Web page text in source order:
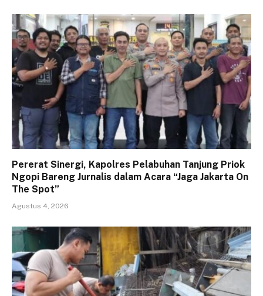
Pererat Sinergi, Kapolres Pelabuhan Tanjung Priok
Ngopi Bareng Jurnalis dalam Acara “Jaga Jakarta On
The Spot”
Agustus 4, 2026